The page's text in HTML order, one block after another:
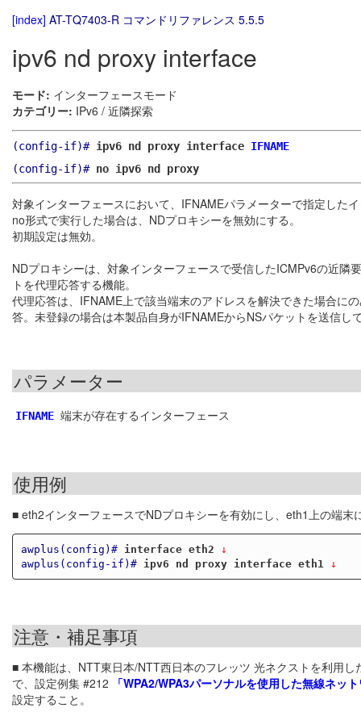
[index] AT-TQ7403-R コマンドリファレンス 5.5.5
ipv6 nd proxy interface
モード: インターフェースモード
カテゴリー: IPv6 / 近隣探索
(config-if)# ipv6 nd proxy interface IFNAME
(config-if)# no ipv6 nd proxy
対象インターフェースにおいて、IFNAMEパラメーターで指定した
no形式で実行した場合は、NDプロキシーを無効にする。
初期設定は無効。
NDプロキシーは、対象インターフェースで受信したICMPv6の近
トを代理応答する機能。
代理応答は、IFNAME上で該当端末のアドレスを解決できた場合に
答。未登録の場合は本製品自身がIFNAMEからNSパケットを送信
パラメーター
IFNAME 端末が存在するインターフェース
使用例
■ eth2インターフェースでNDプロキシーを有効にし、eth1上の端
awplus(config)# interface eth2 ↓
awplus(config-if)#
ipv6 nd proxy interface eth1 ↓
注意・補足事項
■ 本機能は、NTT東日本/NTT西日本のフレッツ 光ネクストを利用
で、設定例集 #212
「WPA2/WPA3パーソナルを使用した無線ネッ
設定すること。